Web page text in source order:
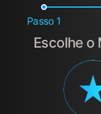
Passo 1
Escolhe o